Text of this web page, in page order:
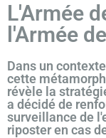
L'Armée
l'Armée
Dans un
cette
révèle la
a décidé de
surveillance de
riposter en cas